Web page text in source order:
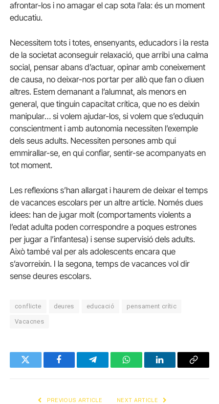
afrontar-los i no amagar el cap sota l’ala: és un moment
educatiu.
Necessitem tots i totes, ensenyants, educadors i la resta
de la societat aconseguir relaxació, que arribi una calma
social, pensar abans d’actuar, opinar amb coneixement
de causa, no deixar-nos portar per allò que fan o diuen
altres. Estem demanant a l’alumnat, als menors en
general, que tinguin capacitat crítica, que no es deixin
manipular… si volem ajudar-los, si volem que s’eduquin
conscientment i amb autonomia necessiten l’exemple
dels seus adults. Necessiten persones amb qui
emmirallar-se, en qui confiar, sentir-se acompanyats en
tot moment.
Les reflexions s’han allargat i haurem de deixar el temps
de vacances escolars per un altre article. Només dues
idees: han de jugar molt (comportaments violents a
l’edat adulta poden correspondre a poques estrones
per jugar a l’infantesa) i sense supervisió dels adults.
Això també val per als adolescents encara que
s’avorreixin. I la segona, temps de vacances vol dir
sense deures escolars.
conflicte deures educació pensament crític
Vacacnes
Twitter FacebookTelegramWhatsAppLinkedInCopy
PREVIOUS ARTICLE NEXT ARTICLE